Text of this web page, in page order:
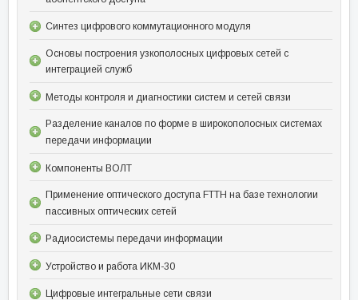
Синтез цифрового коммутационного модуля
Основы построения узкополосных цифровых сетей с
интеграцией служб
Методы контроля и диагностики систем и сетей связи
Разделение каналов по форме в широкополосных системах
передачи информации
Компоненты ВОЛТ
Применение оптического доступа FTTH на базе технологии
пассивных оптических сетей
Радиосистемы передачи информации
Устройство и работа ИКМ-30
Цифровые интегральные сети связи